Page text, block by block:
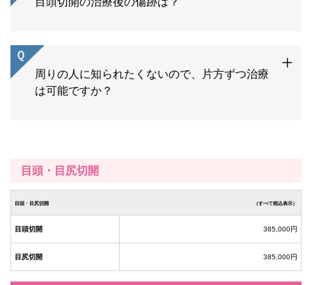
周りの人に知られたくないので、片方ずつ治療
は可能ですか？
目頭・目尻切開
目頭・目尻切開 （すべて税込表示）
目頭切開 385,000円
目尻切開 385,000円